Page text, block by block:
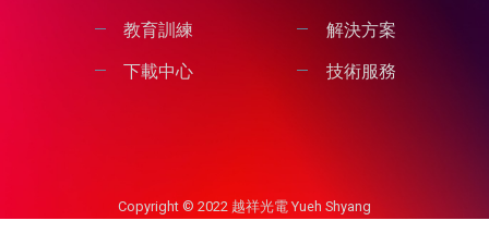
教育訓練
下載中心
解決方案
技術服務
Copyright © 2022 越祥光電 Yueh Shyang